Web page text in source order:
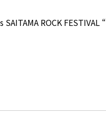
ROCK FESTIVAL